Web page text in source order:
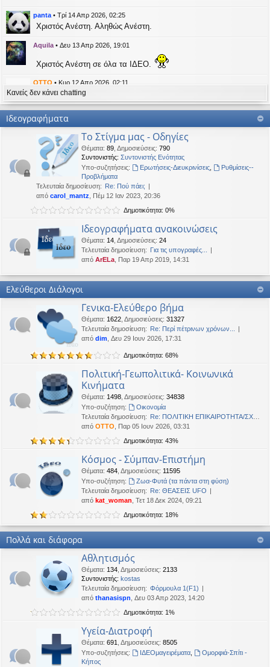
εις
η
panta • Τρί 14 Απρ 2026, 02:25
Χριστός Ανέστη. Αληθώς Ανέστη.
Aquila • Δευ 13 Απρ 2026, 19:01
Χριστός Ανέστη σε όλα τα ΙΔΕΟ.
OTTO • Κυρ 12 Απρ 2026, 02:11
likes this message
panta έγραψε:
Καλή Μεγάλη Εβδομάδα. Καλή Ανάσταση.
Καλή Ανάσταση σε όλους!
• Τετ 08 Απρ 2026, 14:21
pantaέγραψε:↑
Καλή Ανάσταση σε όλους!
Δευ 06 Απρ 2026, 02:48
Καλή Μεγάλη Εβδομάδα. Καλή Ανάσταση.
OTTO•Τετ 18 Μαρ 2026, 21:30
Oropion Τρί 17 Μαρ 2026, 07:43
Καλησπερα
panta•Δευ 16 Μαρ 2026, 03:18
Έκανε Like σε αυτό το μήνυμα
OTTO έγραψε:↑
Καλώστονε. Είναι υπό κατοχή στο καθεστώς ΝΔ.
Δευ 16 Φεβ 2026, 18:20
Δευ 16 Φεβ 2026, 02:33
Γεια χαρά. καλέ, πού πήγαν οι κόσμοι;
BlueAngel Πέμ 29 Ιαν 2026, 22:08
likes this message
OTTOέγραψε:↑
Καλησπερα
OTTO•Δευ 19 Ιαν 2026, 16:53
Καλησπερα
neodikos•Κυρ 18 Ιαν 2026, 01:49
Καλημέρα σε όλους
OTTO•Πέμ 08 Ιαν 2026, 01:33
Χρόνια πολλά, καλή χρονια με δικαιοσύνη στα παντα.
Κανείς δεν κάνει chatting
Ιδεογραφήματα
Το Στίγμα μας - Οδηγίες
Θέματα: 89 Δημοσιεύσεις: 790
Συντονιστής: Συντονιστής Ενότητας
Υπο-συζητήσεις:
Ερωτήσεις-Διευκρινίσεις,
Ρυθμίσεις--
Προβλήματα
Τελευταία δημοσίευση: Re: Πού πάει;
από carol_mantz , Πέμ 12 Ιαν 2023, 20:36
Δημοτικότητα: 0%
Ιδεογραφήματα ανακοινώσεις
Θέματα: 14 Δημοσιεύσεις: 24
Τελευταία δημοσίευση: Για τις υπογραφές...
από ArELa , Παρ 19 Απρ 2019, 14:31
Ελεύθεροι Διάλογοι
Γενικα-Ελεύθερο βήμα
Θέματα: 1622 Δημοσιεύσεις: 31327
Τελευταία δημοσίευση: Re: Περί πέτρινων χρόνων...
από dim , Δευ 29 Ιουν 2026, 17:31
Δημοτικότητα: 68%
Πολιτική-Γεωπολιτικά- Κοινωνικά
Κινήματα
Θέματα: 1498 Δημοσιεύσεις: 34838
Υπο-συζήτηση:
Oικονομία
Τελευταία δημοσίευση: Re: ΠΟΛΙΤΙΚΗ ΕΠΙΚΑΙΡΟΤΗΤΑ/ΣΧΟ…
από OTTO , Παρ 05 Ιουν 2026, 03:31
Δημοτικότητα: 43%
Κόσμος - Σύμπαν-Επιστήμη
Θέματα: 484 Δημοσιεύσεις: 11595
Υπο-συζήτηση:
Ζωα-Φυτά (τα πάντα στη φύση)
Τελευταία δημοσίευση: Re: ΘΕΑΣΕΙΣ UFO
από kat_woman , Τετ 18 Δεκ 2024, 09:21
Δημοτικότητα: 18%
Πολλά και διάφορα
Αθλητισμός
Θέματα: 134 Δημοσιεύσεις: 2133
Συντονιστής: kostas
Τελευταία δημοσίευση: Φόρμουλα 1(F1)
από thanasispn , Δευ 03 Απρ 2023, 14:20
Δημοτικότητα: 1%
Υγεία-Διατροφή
Θέματα: 691 Δημοσιεύσεις: 8505
Υπο-συζητήσεις:
ΙΔΕΟμαγειρέματα,
Ομορφιά-Σπίτι -
Κήπος